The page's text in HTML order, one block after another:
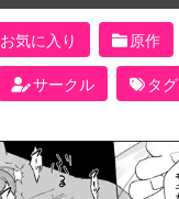
お気に入り 原作
サークル タグ